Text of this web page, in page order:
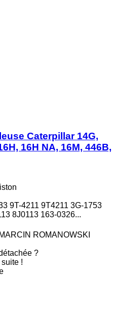
Caterpillar 14G,
16H NA, 16M, 446B,
9T-4211 9T4211 3G-1753
8J0113 163-0326...
ROMANOWSKI
?
!